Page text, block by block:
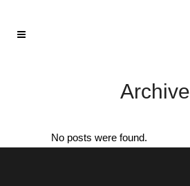
Archive
No posts were found.